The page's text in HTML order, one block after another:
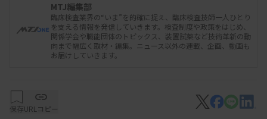
MTJ編集部
臨床検査業界の“いま”を的確に捉え、臨床検査技師一人ひとり
を支える情報を発信していきます。検査制度や政策をはじめ、
関係学会や職能団体のトピックス、装置試薬など技術革新の動
向まで幅広く取材・編集。ニュース以外の連載、企画、動画も
お届けしていきます。
保存URLコピー